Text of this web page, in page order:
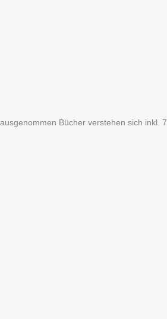
Bücher verstehen sich inkl.